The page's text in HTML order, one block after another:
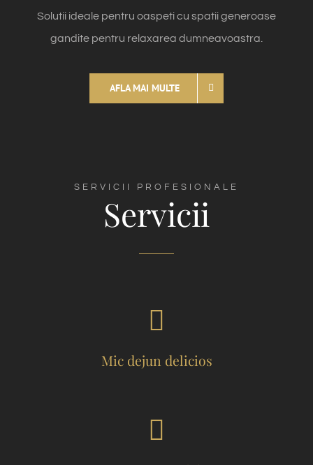
Solutii ideale pentru oaspeti cu spatii generoase
gandite pentru relaxarea dumneavoastra.
AFLA MAI MULTE
SERVICII PROFESIONALE
Servicii
Mic dejun delicios